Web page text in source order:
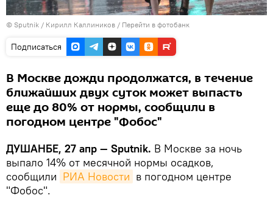
© Sputnik / Кирилл Каллиников / Перейти в фотобанк
Подписаться
В Москве дожди продолжатся, в течение
ближайших двух суток может выпасть
еще до 80% от нормы, сообщили в
погодном центре "Фобос"
ДУШАНБЕ, 27 апр — Sputnik. В Москве за ночь
выпало 14% от месячной нормы осадков,
сообщили РИА Новости в погодном центре
"Фобос".